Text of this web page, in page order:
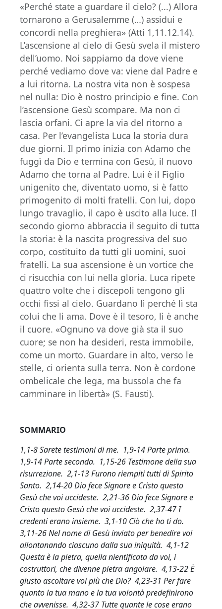
«Perché state a guardare il cielo? (...) Allora
tornarono a Gerusalemme (…) assidui e
concordi nella preghiera» (Atti 1,11.12.14).
L’ascensione al cielo di Gesù svela il mistero
dell’uomo. Noi sappiamo da dove viene
perché vediamo dove va: viene dal Padre e
a lui ritorna. La nostra vita non è sospesa
nel nulla: Dio è nostro principio e fine. Con
l’ascensione Gesù scompare. Ma non ci
lascia orfani. Ci apre la via del ritorno a
casa. Per l’evangelista Luca la storia dura
due giorni. Il primo inizia con Adamo che
fuggì da Dio e termina con Gesù, il nuovo
Adamo che torna al Padre. Lui è il Figlio
unigenito che, diventato uomo, si è fatto
primogenito di molti fratelli. Con lui, dopo
lungo travaglio, il capo è uscito alla luce. Il
secondo giorno abbraccia il seguito di tutta
la storia: è la nascita progressiva del suo
corpo, costituito da tutti gli uomini, suoi
fratelli. La sua ascensione è un vortice che
ci risucchia con lui nella gloria. Luca ripete
quattro volte che i discepoli tengono gli
occhi fissi al cielo. Guardano lì perché lì sta
colui che li ama. Dove è il tesoro, lì è anche
il cuore. «Ognuno va dove già sta il suo
cuore; se non ha desideri, resta immobile,
come un morto. Guardare in alto, verso le
stelle, ci orienta sulla terra. Non è cordone
ombelicale che lega, ma bussola che fa
camminare in libertà» (S. Fausti).
SOMMARIO
1,1-8 Sarete testimoni di me. 1,9-14 Parte prima.
1,9-14 Parte seconda. 1,15-26 Testimone della sua
risurrezione. 2,1-13 Furono riempiti tutti di Spirito
Santo. 2,14-20 Dio fece Signore e Cristo questo
Gesù che voi uccideste. 2,21-36 Dio fece Signore e
Cristo questo Gesù che voi uccideste. 2,37-47 I
credenti erano insieme. 3,1-10 Ciò che ho ti do.
3,11-26 Nel nome di Gesù inviato per benedire voi
allontanando ciascuno dalla sua iniquità. 4,1-12
Questa è la pietra, quella nientificata da voi, i
costruttori, che divenne pietra angolare. 4,13-22 È
giusto ascoltare voi più che Dio? 4,23-31 Per fare
quanto la tua mano e la tua volontà predefinirono
che avvenisse. 4,32-37 Tutte quante le cose erano